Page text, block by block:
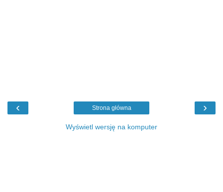
‹ ›
Strona główna
Wyświetl wersję na komputer